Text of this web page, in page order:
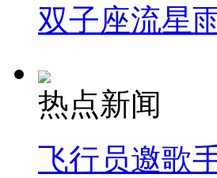
双子座流星
热点新闻
飞行员邀歌